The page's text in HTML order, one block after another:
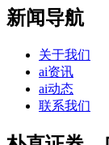
新闻导航
关于我们
ai资讯
ai动态
联系我们